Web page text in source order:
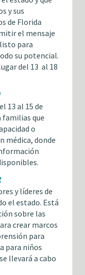
y sus
de Florida
el mensaje
para
su potencial.
del 13 al 18
13 al 15 de
familias que
o
médica, donde
y líderes de
el estado. Está
sobre las
crear marcos
para
para niños
llevará a cabo